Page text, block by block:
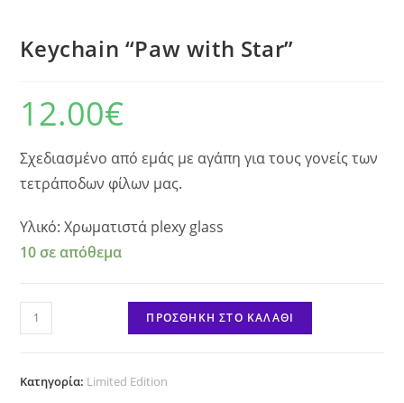
Keychain “Paw with Star”
12.00€
Σχεδιασμένο από εμάς με αγάπη για τους γονείς των
τετράποδων φίλων μας.
Yλικό: Χρωματιστά plexy glass
10 σε απόθεμα
Keychain
"Paw
Star"
ΠΡΟΣΘΉΚΗ ΣΤΟ ΚΑΛΆΘΙ
Κατηγορία: Limited Edition